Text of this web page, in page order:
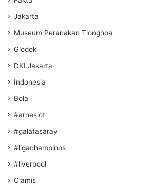
Jakarta
Museum Peranakan Tionghoa
Glodok
DKI Jakarta
Indonesia
Bola
#arneslot
#galatasaray
#ligachampinos
#liverpool
Ciamis